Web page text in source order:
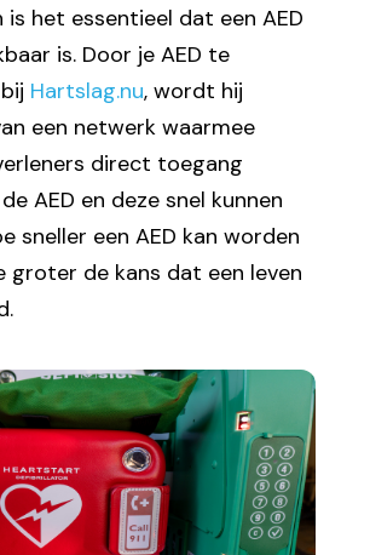
is het essentieel dat een AED
is. Door je AED te
Hartslag.nu, wordt hij
een netwerk waarmee
direct toegang
AED en deze snel kunnen
sneller een AED kan worden
groter de kans dat een leven